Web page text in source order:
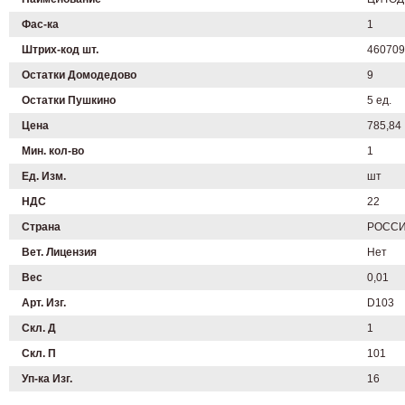
Фас-ка
1
Штрих-код шт.
Остатки Домодедово
9
Остатки Пушкино
5 ед.
Цена
785,84
Мин. кол-во
1
Ед. Изм.
шт
НДС
22
Страна
Вет. Лицензия
Нет
Вес
0,01
Арт. Изг.
D103
Скл. Д
1
Скл. П
101
Уп-ка Изг.
16